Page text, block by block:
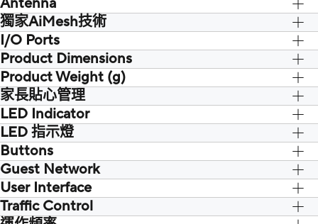
AiMesh Node Mode
Wireless Router Mode
Traffic Monitor, Real-time traffic
monitor, Wired Traffic Monitor, Wireless
Traffic Monitor
獨家AiMesh技術
AiMesh, Primary AiMesh router, AiMesh
node
I/O Ports
Product Dimensions
230 x 134 x 56 mm
Product Weight (g)
家長貼心管理
Parental Control Customized Internet
schedule
LED Indicator
LED 指示燈
Power x 1
2.4G x 1
5G x 1
LAN x 1
WAN x 1
Buttons
Guest Network
Guest Network
User Interface
Traffic Control